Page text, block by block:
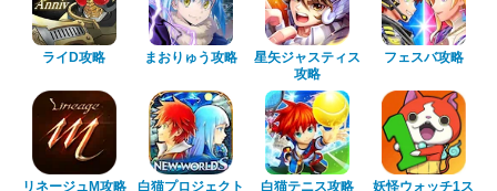
ライD攻略 まおりゅう攻略
星矢ジャスティス
攻略
フェスバ攻略
リネージュM攻略
白猫プロジェクト
白猫テニス攻略
妖怪ウォッチ1ス